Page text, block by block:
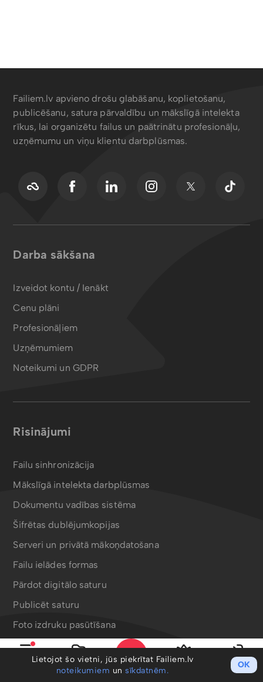
Mani faili Ieiet
Failiem.lv apvieno drošu glabāšanu, koplietošanu,
publicēšanu, satura pārvaldību un mākslīgā intelekta
rīkus, lai organizētu failus un paātrinātu profesionāļu,
uzņēmumu un viņu klientu darbplūsmas.
Darba sākšana
Izveidot kontu / Ienākt
Cenu plāni
Profesionāļiem
Uzņēmumiem
Noteikumi un GDPR
Risinājumi
Failu sinhronizācija
Mākslīgā intelekta darbplūsmas
Dokumentu vadības sistēma
Šifrētas dublējumkopijas
Serveri un privātā mākoņdatošana
Failu ielādes formas
Pārdot digitālo saturu
Publicēt saturu
Foto izdruku pasūtīšana
Bergafoto drukas produkti
Lietojot šo vietni, jūs piekrītat Failiem.lv
noteikumiem unsīkdatnēm.
OK